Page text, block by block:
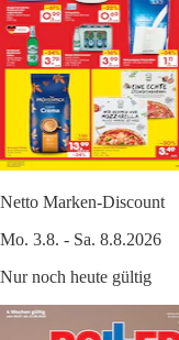
Netto Marken-Discount
Mo. 3.8. - Sa. 8.8.2026
Nur noch heute gültig